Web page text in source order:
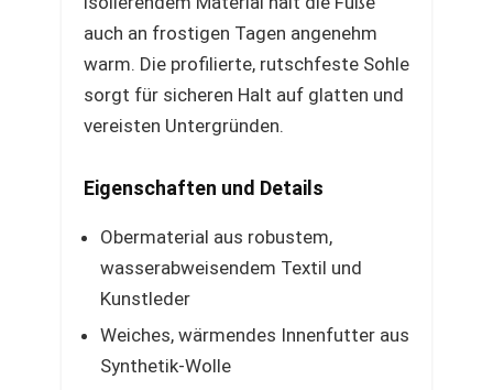
auch an frostigen Tagen angenehm
warm. Die profilierte, rutschfeste Sohle
sorgt für sicheren Halt auf glatten und
vereisten Untergründen.
Eigenschaften und Details
Obermaterial aus robustem,
wasserabweisendem Textil und
Kunstleder
Weiches, wärmendes Innenfutter aus
Synthetik-Wolle